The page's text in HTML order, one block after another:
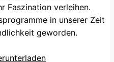
Faszination verleihen.
in unserer Zeit
geworden.